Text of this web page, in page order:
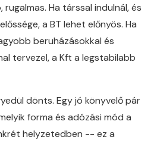
Ha társsal indulnál, és
a BT lehet előnyös. Ha
beruházásokkal és
tervezel, a Kft a legstabilabb
dönts. Egy jó könyvelő pár
forma és adózási mód a
helyzetedben -- ez a